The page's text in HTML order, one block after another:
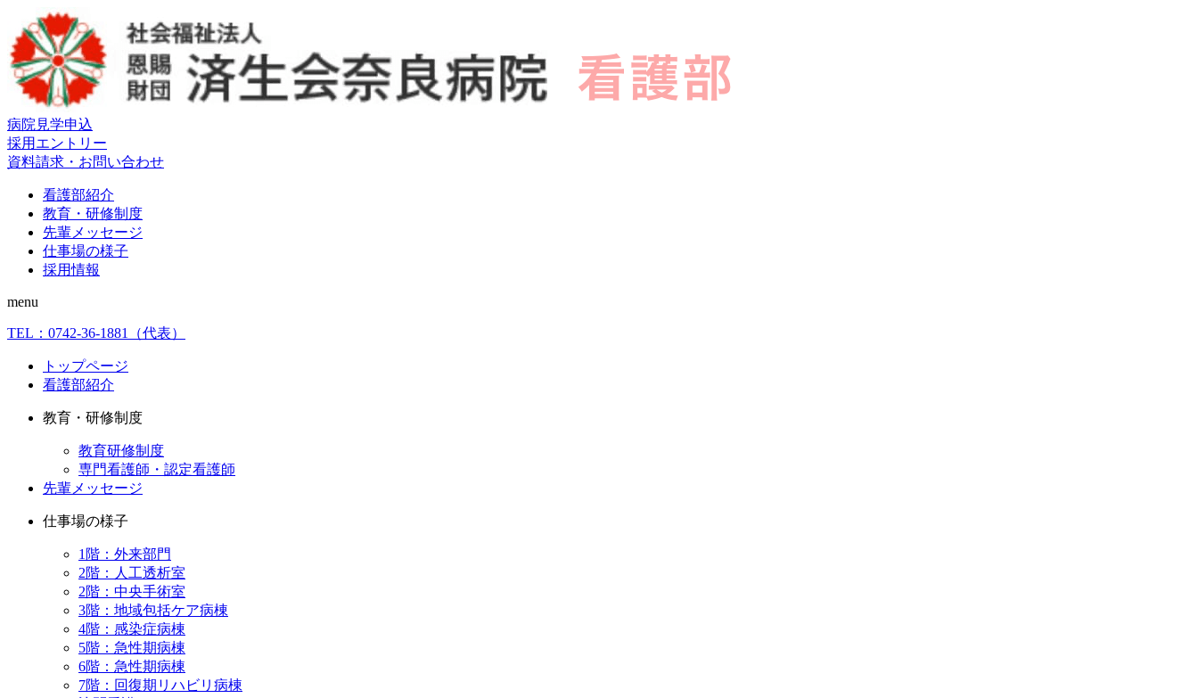
病院見学申込
採用エントリー
資料請求・お問い合わせ
看護部紹介
教育・研修制度
先輩メッセージ
仕事場の様子
採用情報
menu
TEL： 0742-36-1881 （代表）
トップページ
看護部紹介
教育・研修制度
教育研修制度
専門看護師・認定看護師
先輩メッセージ
仕事場の様子
1階：外来部門
2階：人工透析室
2階：中央手術室
3階：地域包括ケア病棟
4階：感染症病棟
5階：急性期病棟
6階：急性期病棟
7階：回復期リハビリ病棟